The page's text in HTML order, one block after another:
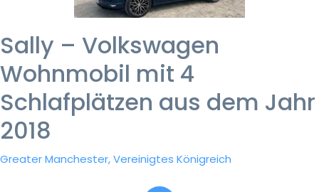
Sally – Volkswagen
Wohnmobil mit 4
Schlafplätzen aus dem Jahr
2018
Greater Manchester, Vereinigtes Königreich